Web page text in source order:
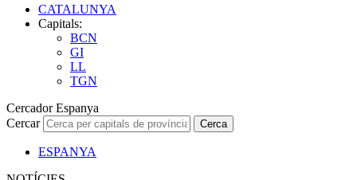
CATALUNYA
Capitals:
BCN
GI
LL
TGN
Cercador Espanya
Cercar
Cerca
ESPANYA